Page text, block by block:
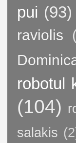
pui (93)
raviolis
robotul
(104)
salakis